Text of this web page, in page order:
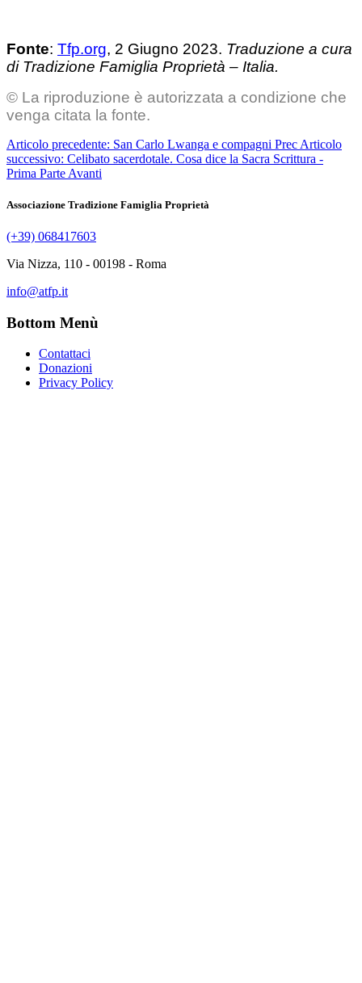
Fonte: Tfp.org, 2 Giugno 2023. Traduzione a cura
di Tradizione Famiglia Proprietà – Italia.
© La riproduzione è autorizzata a condizione che
venga citata la fonte.
Articolo precedente: San Carlo Lwanga e compagni Prec Articolo
successivo: Celibato sacerdotale. Cosa dice la Sacra Scrittura -
Prima Parte Avanti
Associazione Tradizione Famiglia Proprietà
(+39) 068417603
Via Nizza, 110 - 00198 - Roma
info@atfp.it
Bottom Menù
Contattaci
Donazioni
Privacy Policy